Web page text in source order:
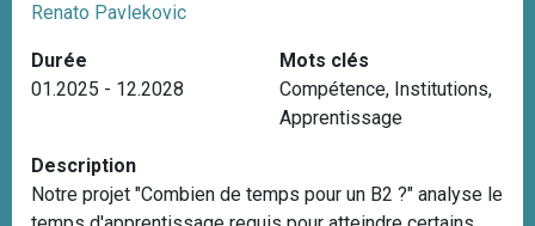
Renato Pavlekovic
Durée
01.2025 - 12.2028
Mots clés
Compétence, Institutions,
Apprentissage
Description
Notre projet "Combien de temps pour un B2 ?" analyse le